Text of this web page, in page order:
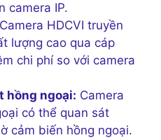
camera IP.
Camera HDCVI truyền
lượng cao qua cáp
chi phí so với camera
hồng ngoại: Camera
có thể quan sát
cảm biến hồng ngoại.